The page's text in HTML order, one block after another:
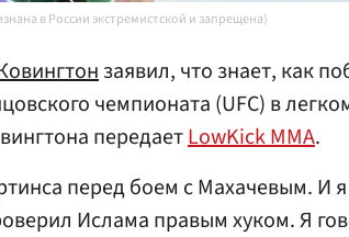
в России экстремистской и запрещена)
заявил, что знает, как
чемпионата (UFC) в
передаетLowKick MMA.
перед боем с Махачевым. И
Ислама правым хуком. Я